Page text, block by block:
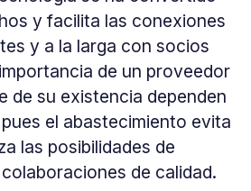
y facilita las conexiones
y a la larga con socios
de un proveedor
de su existencia dependen
el abastecimiento evita
las posibilidades de
de calidad.